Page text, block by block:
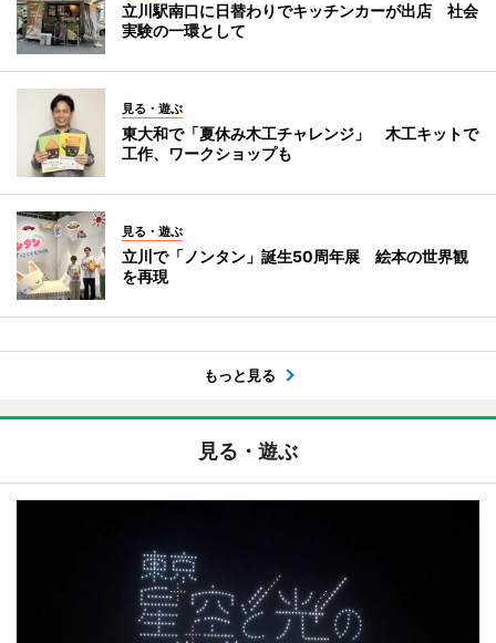
立川駅南口に日替わりでキッチンカーが出店 社会
実験の一環として
見る・遊ぶ
東大和で「夏休み木工チャレンジ」 木工キットで
工作、ワークショップも
見る・遊ぶ
立川で「ノンタン」誕生50周年展 絵本の世界観
を再現
もっと見る
見る・遊ぶ